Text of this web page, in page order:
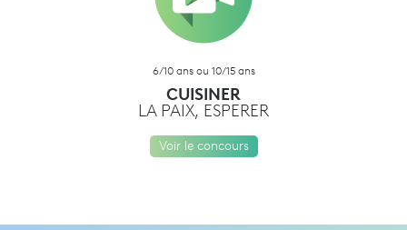
6/10 ans ou 10/15 ans
CUISINER
LA PAIX, ESPERER
Voir le concours